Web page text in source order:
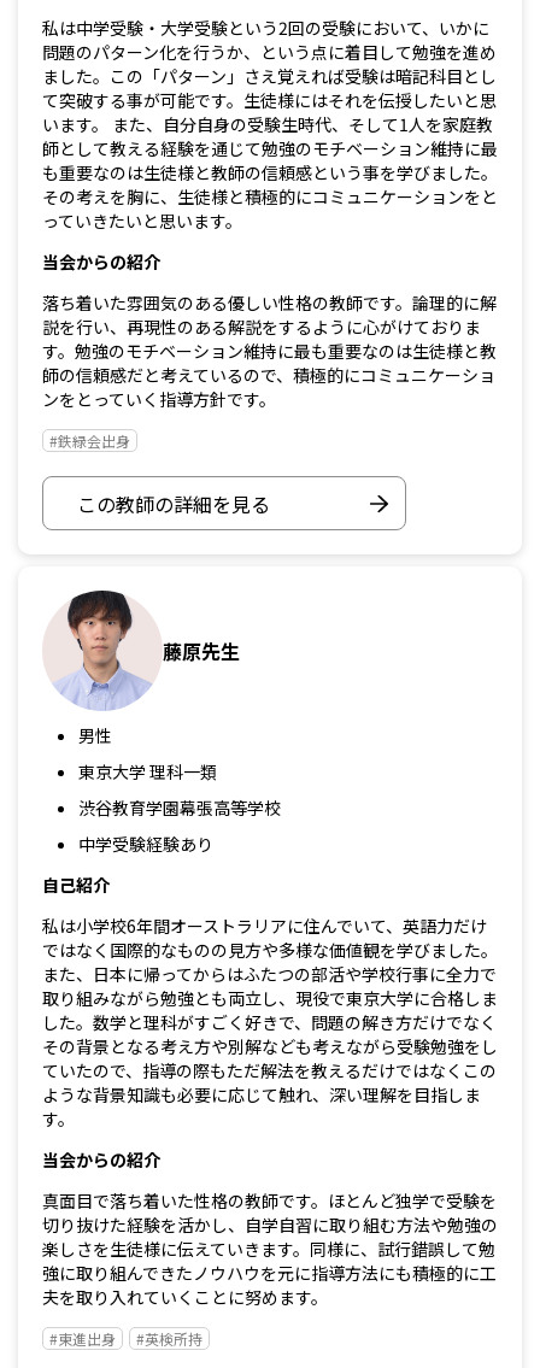
私は中学受験・大学受験という2回の受験において、いかに
問題のパターン化を行うか、という点に着目して勉強を進め
ました。この「パターン」さえ覚えれば受験は暗記科目とし
て突破する事が可能です。生徒様にはそれを伝授したいと思
います。 また、自分自身の受験生時代、そして1人を家庭教
師として教える経験を通じて勉強のモチベーション維持に最
も重要なのは生徒様と教師の信頼感という事を学びました。
その考えを胸に、生徒様と積極的にコミュニケーションをと
っていきたいと思います。
当会からの紹介
落ち着いた雰囲気のある優しい性格の教師です。論理的に解
説を行い、再現性のある解説をするように心がけておりま
す。勉強のモチベーション維持に最も重要なのは生徒様と教
師の信頼感だと考えているので、積極的にコミュニケーショ
ンをとっていく指導方針です。
#鉄緑会出身
この教師の詳細を見る
藤原先生
男性
東京大学 理科一類
渋谷教育学園幕張高等学校
中学受験経験あり
自己紹介
私は小学校6年間オーストラリアに住んでいて、英語力だけ
ではなく国際的なものの見方や多様な価値観を学びました。
また、日本に帰ってからはふたつの部活や学校行事に全力で
取り組みながら勉強とも両立し、現役で東京大学に合格しま
した。数学と理科がすごく好きで、問題の解き方だけでなく
その背景となる考え方や別解なども考えながら受験勉強をし
ていたので、指導の際もただ解法を教えるだけではなくこの
ような背景知識も必要に応じて触れ、深い理解を目指しま
す。
当会からの紹介
真面目で落ち着いた性格の教師です。ほとんど独学で受験を
切り抜けた経験を活かし、自学自習に取り組む方法や勉強の
楽しさを生徒様に伝えていきます。同様に、試行錯誤して勉
強に取り組んできたノウハウを元に指導方法にも積極的に工
夫を取り入れていくことに努めます。
#東進出身 #英検所持